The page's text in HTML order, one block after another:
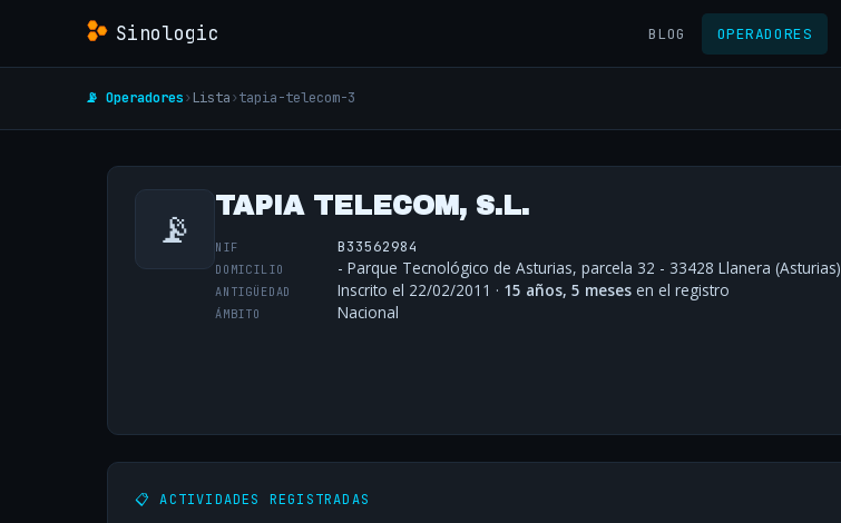
Sinologic BLOG OPERADORES
📡 Operadores› Lista›tapia-telecom-3
📡 TAPIA TELECOM, S.L.
NIF B33562984
DOMICILIO - Parque Tecnológico de Asturias, parcela 32 - 33428 Llanera (Asturias)
ANTIGÜEDAD Inscrito el 22/02/2011 · 15 años, 5 meses en el registro
ÁMBITO Nacional
📋 ACTIVIDADES REGISTRADAS